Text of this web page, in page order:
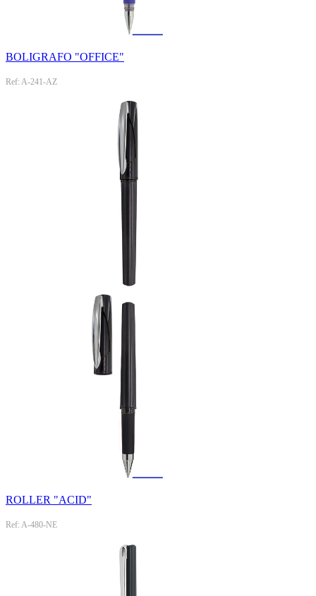
BOLIGRAFO "OFFICE"
Ref: A-241-AZ
ROLLER "ACID"
Ref: A-480-NE